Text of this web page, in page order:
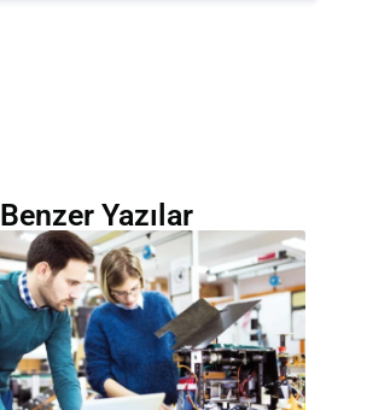
Benzer Yazılar